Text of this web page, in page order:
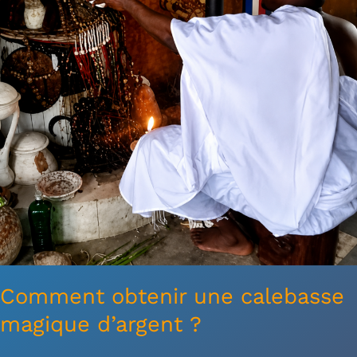
Comment obtenir une calebasse
magique d’argent ?